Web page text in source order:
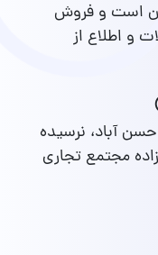
است و فروش
و اطلاع از
آباد، نرسیده
مجتمع تجاری